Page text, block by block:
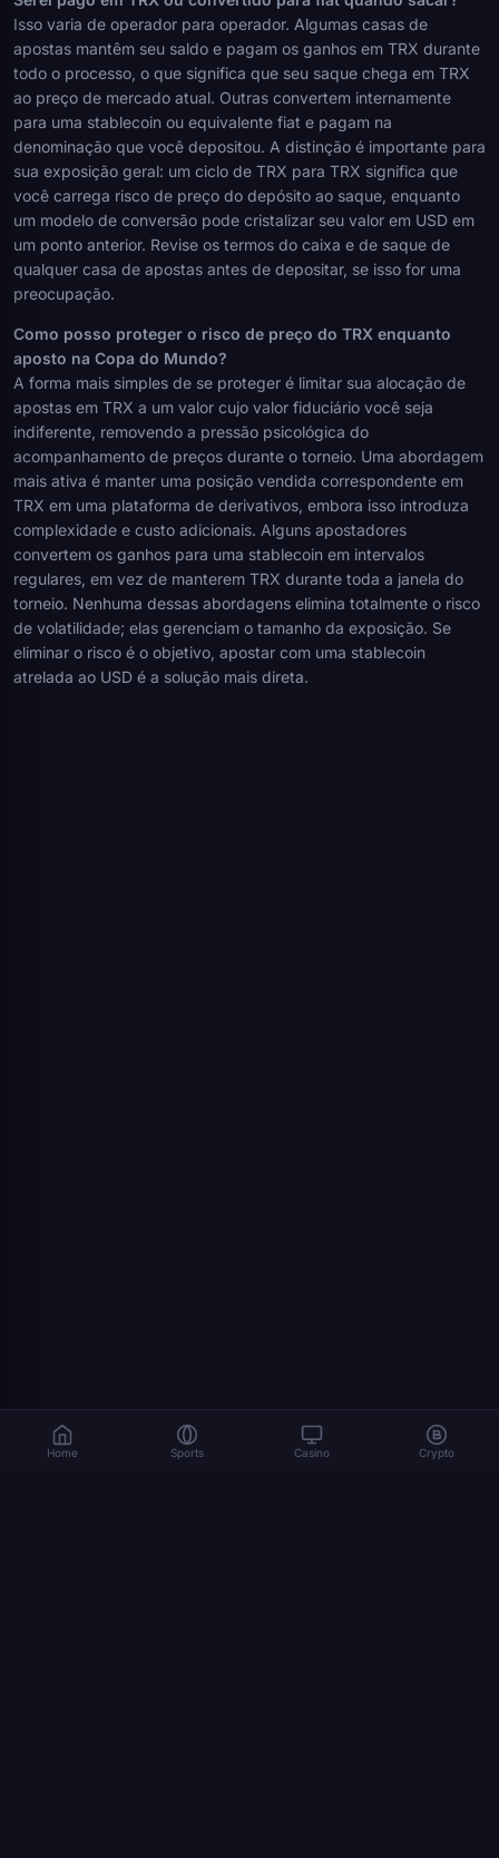
Isso varia de operador para operador. Algumas casas de
apostas mantêm seu saldo e pagam os ganhos em TRX durante
todo o processo, o que significa que seu saque chega em TRX
ao preço de mercado atual. Outras convertem internamente
para uma stablecoin ou equivalente fiat e pagam na
denominação que você depositou. A distinção é importante para
sua exposição geral: um ciclo de TRX para TRX significa que
você carrega risco de preço do depósito ao saque, enquanto
um modelo de conversão pode cristalizar seu valor em USD em
um ponto anterior. Revise os termos do caixa e de saque de
qualquer casa de apostas antes de depositar, se isso for uma
preocupação.
Como posso proteger o risco de preço do TRX enquanto
aposto na Copa do Mundo?
A forma mais simples de se proteger é limitar sua alocação de
apostas em TRX a um valor cujo valor fiduciário você seja
indiferente, removendo a pressão psicológica do
acompanhamento de preços durante o torneio. Uma abordagem
mais ativa é manter uma posição vendida correspondente em
TRX em uma plataforma de derivativos, embora isso introduza
complexidade e custo adicionais. Alguns apostadores
convertem os ganhos para uma stablecoin em intervalos
regulares, em vez de manterem TRX durante toda a janela do
torneio. Nenhuma dessas abordagens elimina totalmente o risco
de volatilidade; elas gerenciam o tamanho da exposição. Se
eliminar o risco é o objetivo, apostar com uma stablecoin
atrelada ao USD é a solução mais direta.
Home Sports Casino Crypto